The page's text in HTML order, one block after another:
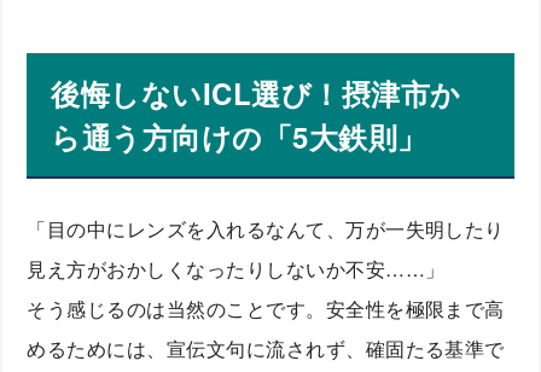
後悔しないICL選び！摂津市か
ら通う方向けの「5大鉄則」
「目の中にレンズを入れるなんて、万が一失明したり
見え方がおかしくなったりしないか不安……」
そう感じるのは当然のことです。安全性を極限まで高
めるためには、宣伝文句に流されず、確固たる基準で